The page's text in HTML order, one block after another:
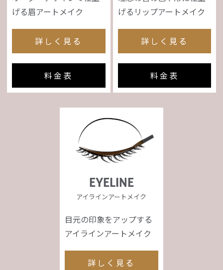
げる眉アートメイク
詳しく見る
料金表
げるリップアートメイク
詳しく見る
料金表
EYELINE
アイラインアートメイク
目元の印象をアップする
アイラインアートメイク
詳しく見る